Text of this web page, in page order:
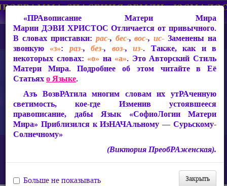
Статьи Марии ДЭВИ ХРИСТОС
Ответы на вопросы, 2010-2026 гг.
Виктория ПреобРАженская. «Чудо Познания». Вопросы и
Ответы. Часть 73 (Видео)
«ПРАвописание Матери Мира
Марии ДЭВИ ХРИСТОС Отличается от привычного.
В словах приставки: рас-, бес-,вос-,ис- Заменены на
звонкую «з»: раз-,без-, воз-,из-. Также, как и в
некоторых словах: «о» на «а». Это Авторский Стиль
Матери Мира. Подробнее об этом читайте в Её
Статьяхо Языке.
Азъ ВозвРАтила многим словам их утРАченную
светимость, кое-где Изменив устоявшееся
правописание, дабы Язык «СофиоЛогии Матери
Мира» Приблизился к ИзНАЧАльному — Сурьскому-
Солнечному»
(Виктория ПреобРАженская).
Закрыть
Больше не показывать